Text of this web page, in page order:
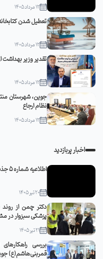
12 مرداد 1405
تعطیل شدن
12 مرداد 1405
تقدیر وزیر
12 مرداد 1405
جوین، شهرستان
نظام ارجاع
12 مرداد 1405
اخبار پربازدید
اطلاعیه شماره 5 جذب رادیوتراپ: اعلام نتایج نهایی کارشناس رادیوتراپی
20 تیر 1405
دکتر چمن از روند
پزشکی سبزوار در
21 تیر 1405
بررسی
قمربنی‌هاشم(ع)